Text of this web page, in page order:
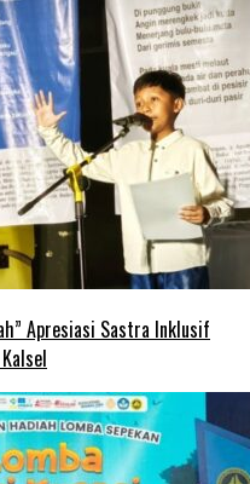
Apresiasi Sastra Inklusif